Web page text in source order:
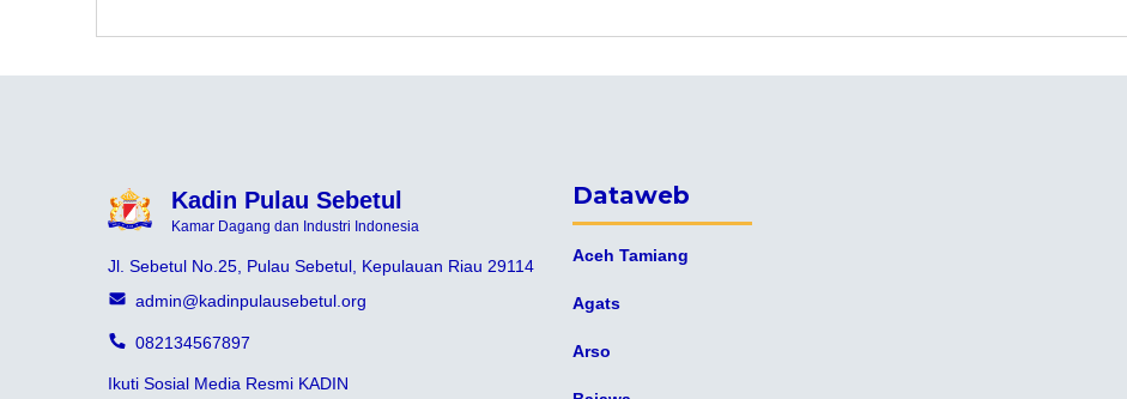
Kadin Pulau Sebetul
Kamar Dagang dan Industri Indonesia
Jl. Sebetul No.25, Pulau Sebetul, Kepulauan Riau 29114
admin@kadinpulausebetul.org
082134567897
Ikuti Sosial Media Resmi KADIN
Dataweb
Aceh Tamiang
Agats
Arso